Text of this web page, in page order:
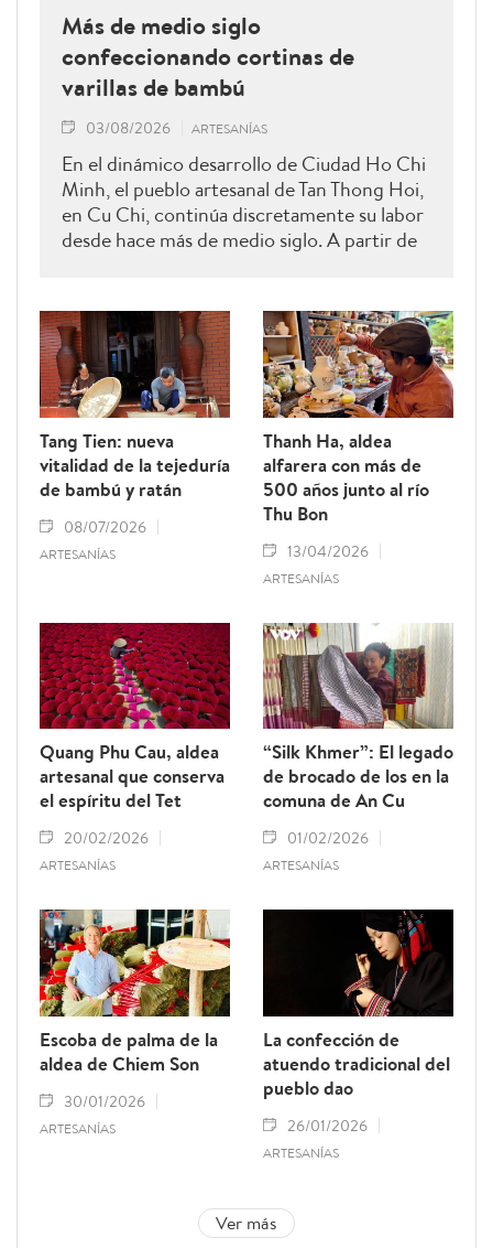
Más de medio siglo
confeccionando cortinas de
varillas de bambú
03/08/2026 ARTESANÍAS
En el dinámico desarrollo de Ciudad Ho Chi
Minh, el pueblo artesanal de Tan Thong Hoi,
en Cu Chi, continúa discretamente su labor
desde hace más de medio siglo. A partir de
identidad vietnamita que siguen
recorriendo el camino desde esta tierra del
sur del país hacia numerosos mercados
internacionales.
Tang Tien: nueva
vitalidad de la tejeduría
de bambú y ratán
08/07/2026
ARTESANÍAS
Thanh Ha, aldea
alfarera con más de
500 años junto al río
Thu Bon
13/04/2026
ARTESANÍAS
Quang Phu Cau, aldea
artesanal que conserva
el espíritu del Tet
20/02/2026
ARTESANÍAS
“Silk Khmer”: El legado
de brocado de los en la
comuna de An Cu
01/02/2026
ARTESANÍAS
Escoba de palma de la
aldea de Chiem Son
30/01/2026
ARTESANÍAS
La confección de
atuendo tradicional del
pueblo dao
26/01/2026
ARTESANÍAS
Ver más